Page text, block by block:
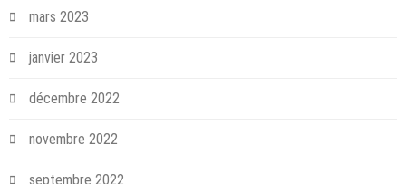
mars 2023
janvier 2023
décembre 2022
novembre 2022
septembre 2022